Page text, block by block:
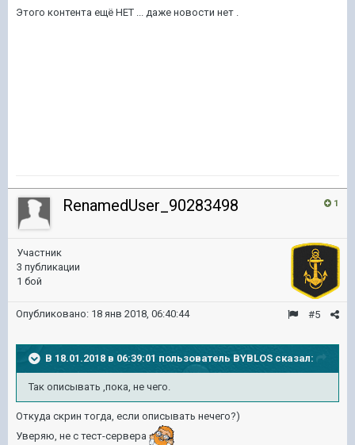
Этого контента ещё НЕТ ... даже новости нет .
1
RenamedUser_90283498
Участник
3 публикации
1 бой
#5
Опубликовано: 18 янв 2018, 06:40:44
В 18.01.2018 в 06:39:01 пользователь BYBLOS сказал:
Так описывать ,пока, не чего.
Откуда скрин тогда, если описывать нечего?)
Уверяю, не с тест-сервера